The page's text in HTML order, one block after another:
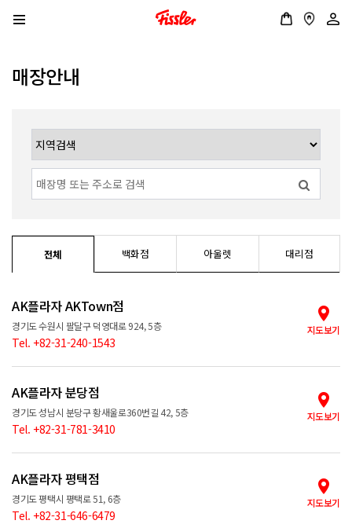
매장안내
전체 백화점 아울렛 대리점
AK플라자 AKTown점
지도보기
경기도 수원시 팔달구 덕영대로 924, 5층
Tel. +82-31-240-1543
AK플라자 분당점
지도보기
경기도 성남시 분당구 황새울로360번길 42, 5층
Tel. +82-31-781-3410
AK플라자 평택점
지도보기
경기도 평택시 평택로 51, 6층
Tel. +82-31-646-6479